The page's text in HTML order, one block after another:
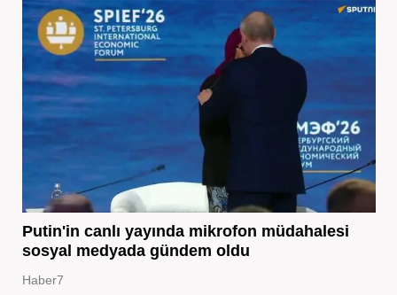
Putin'in canlı yayında mikrofon müdahalesi
sosyal medyada gündem oldu
Haber7